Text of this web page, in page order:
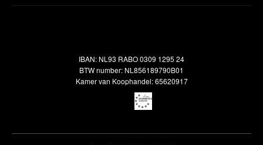
Veelgestelde vragen
Verzendbeleid
IBAN: NL93 RABO 0309 1295 24
BTW number: NL856189790B01
Kamer van Koophandel: 65620917